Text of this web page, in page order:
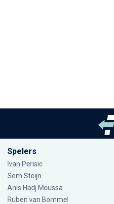
Spelers
Ivan Perisic
Sem Steijn
Anis Hadj Moussa
Ruben van Bommel